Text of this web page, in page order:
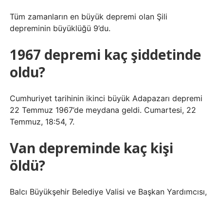
Tüm zamanların en büyük depremi olan Şili
depreminin büyüklüğü 9’du.
1967 depremi kaç şiddetinde
oldu?
Cumhuriyet tarihinin ikinci büyük Adapazarı depremi
22 Temmuz 1967’de meydana geldi. Cumartesi, 22
Temmuz, 18:54, 7.
Van depreminde kaç kişi
öldü?
Balcı Büyükşehir Belediye Valisi ve Başkan Yardımcısı,